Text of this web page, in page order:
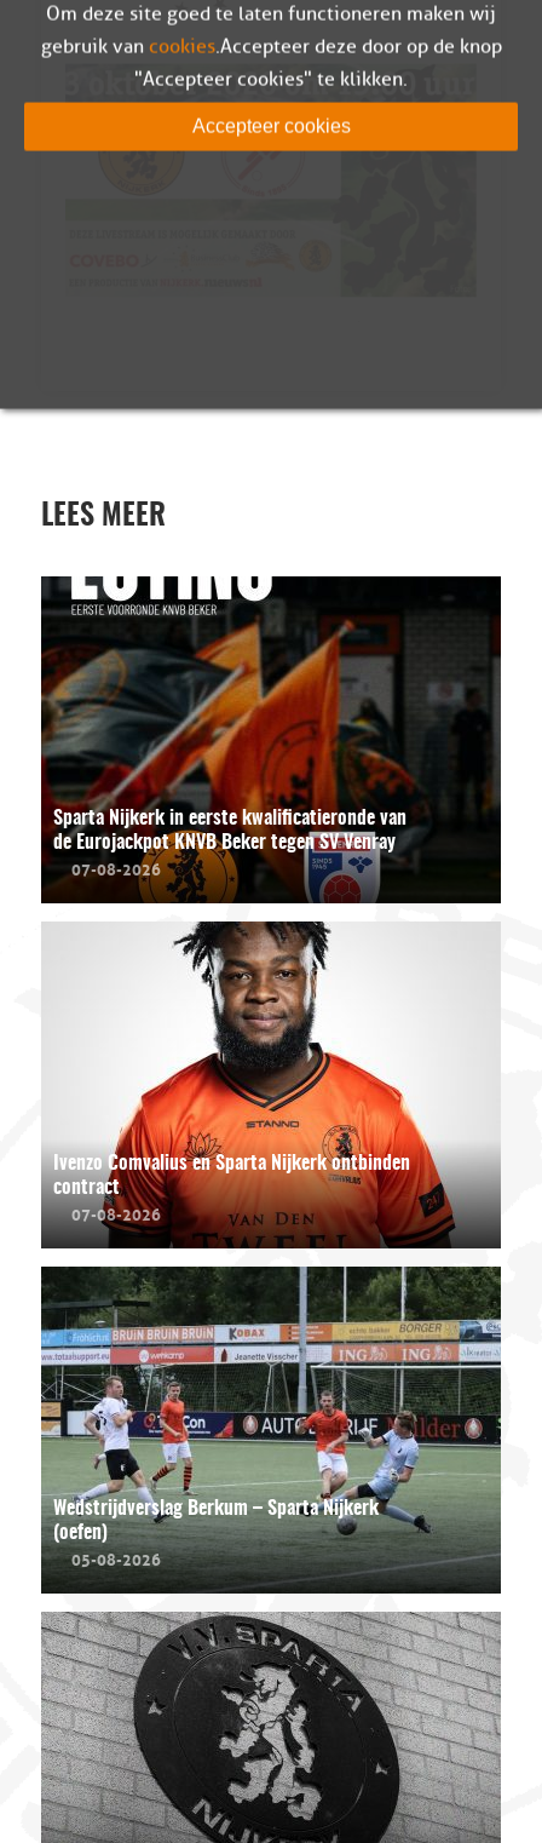
LEES MEER
Sparta Nijkerk in eerste kwalificatieronde van
de Eurojackpot KNVB Beker tegen SV Venray
07-08-2026
Ivenzo Comvalius en Sparta Nijkerk ontbinden
contract
07-08-2026
Wedstrijdverslag Berkum – Sparta Nijkerk
(oefen)
05-08-2026
Om deze site goed te laten functioneren maken wij
gebruik van cookies. Accepteer deze door op de knop
"Accepteer cookies" te klikken.
Accepteer cookies